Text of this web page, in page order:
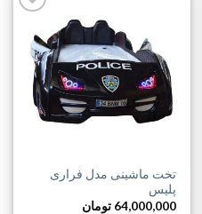
افزودن
علاقه
مندی
تخت ماشینی مدل فراری
پلیس
64,000,000 تومان